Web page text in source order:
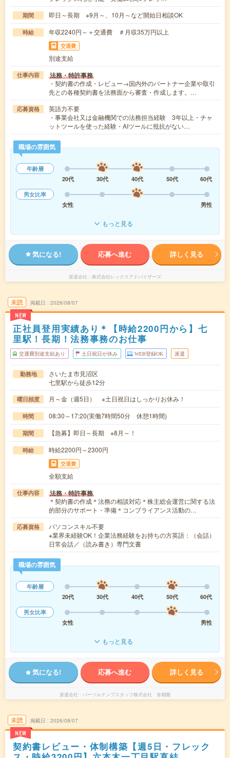
期間 即日～長期 ※9月～、10月～など開始日相談OK
時給 年収2240円～＋交通費 ＃月収35万円以上
交通費
別途支給
仕事内容 法務・特許事務
・契約書の作成・レビュー→国内外のパートナー企業や取引
先との各種契約書を法務面から審査・作成します。…
応募資格
英語力不要
・事業会社又は金融機関での法務担当経験 3年以上・チャ
ットツールを使った経験・AIツールに抵抗がない…
職場の雰囲気
年齢層
20代
30代 40代 50代
60代
男女比率
女性
男性
もっと見る
気になる! 応募へ進む 詳しく見る
派遣会社 株式会社レックスアドバイザーズ
未読
NEW
掲載日 2026/08/07
正社員登用実績あり＊【時給2200円から】七
里駅！長期！法務事務のお仕事
交通費別途支給あり 土日祝日が休み WEB登録OK 派遣
勤務地
さいたま市見沼区
七里駅から徒歩12分
曜日頻度 月～金（週5日） ※土日祝日はしっかりお休み！
時間 08:30～17:20(実働7時間50分 休憩1時間)
期間 【急募】即日～長期 ※8月～！
時給 時給2200円～2300円
交通費
全額支給
仕事内容 法務・特許事務
＊契約書の作成＊法務の相談対応＊株主総会運営に関する法
的部分のサポート・準備＊コンプライアンス活動の…
応募資格
パソコンスキル不要
※業界未経験OK！企業法務経験をお持ちの方英語：（会話）
日常会話／（読み書き）専門文書
職場の雰囲気
年齢層
20代
30代 40代 50代
60代
男女比率
女性
男性
もっと見る
気になる! 応募へ進む 詳しく見る
派遣会社 パーソルテンプスタッフ株式会社 首都圏
未読
NEW
掲載日 2026/08/07
契約書レビュー・体制構築【週5日・フレック